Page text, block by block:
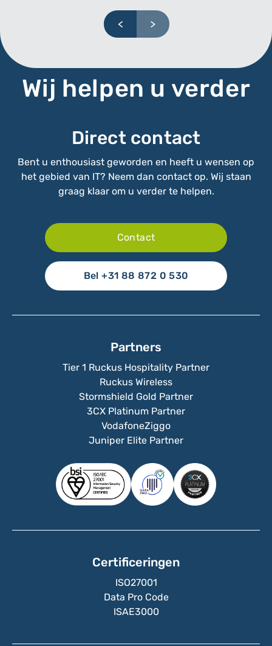
Wij helpen u verder
Direct contact
Bent u enthousiast geworden en heeft u wensen op
het gebied van IT? Neem dan contact op. Wij staan
graag klaar om u verder te helpen.
Contact
Bel +31 88 872 0 530
Partners
Tier 1 Ruckus Hospitality Partner
Ruckus Wireless
Stormshield Gold Partner
3CX Platinum Partner
VodafoneZiggo
Juniper Elite Partner
Certificeringen
ISO27001
Data Pro Code
ISAE3000